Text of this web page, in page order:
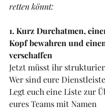
retten könnt:
1. Kurz Durchatmen,
Kopf bewahren und
verschaffen
Jetzt müsst ihr
Wer sind eure
Legt euch eine Liste zur
eures Teams mit Namen